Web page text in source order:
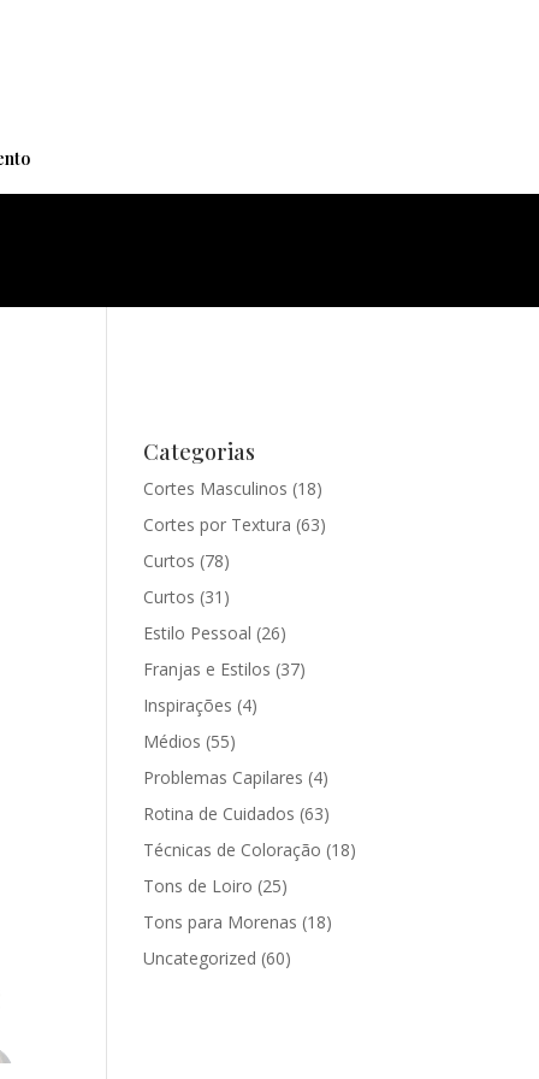
Categorias
Cortes Masculinos (18)
Cortes por Textura (63)
Curtos (78)
Curtos (31)
Estilo Pessoal (26)
Franjas e Estilos (37)
Inspirações (4)
Médios (55)
Problemas Capilares (4)
Rotina de Cuidados (63)
Técnicas de Coloração (18)
Tons de Loiro (25)
Tons para Morenas (18)
Uncategorized (60)